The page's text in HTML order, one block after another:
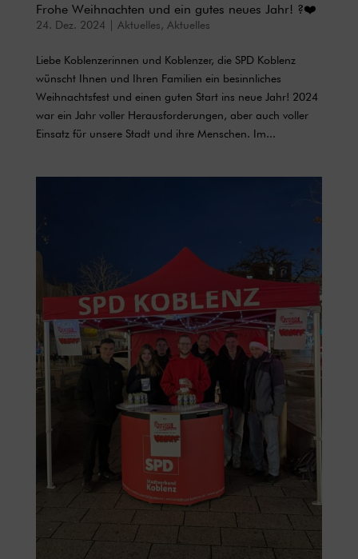
Frohe Weihnachten und ein gutes neues Jahr! ?❤️
24. Dez. 2024 Aktuelles, Aktuelles
Liebe Koblenzerinnen und Koblenzer, die SPD Koblenz
wünscht Ihnen und Ihren Familien ein besinnliches
Weihnachtsfest und einen guten Start ins neue Jahr! 2024
war ein Jahr voller Herausforderungen, aber auch voller
Einsatz für unsere Stadt und ihre Menschen. Im...